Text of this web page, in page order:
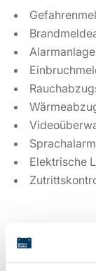
Elektrische